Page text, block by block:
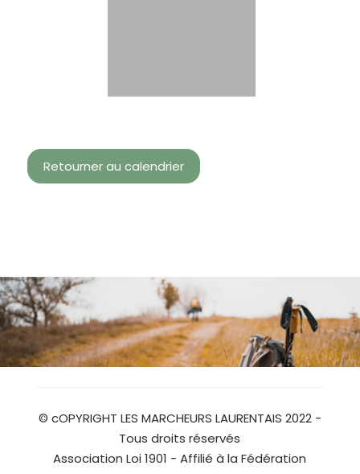
Retourner au calendrier
© cOPYRIGHT LES MARCHEURS LAURENTAIS 2022 -
Tous droits réservés
Association Loi 1901 - Affilié à la Fédération